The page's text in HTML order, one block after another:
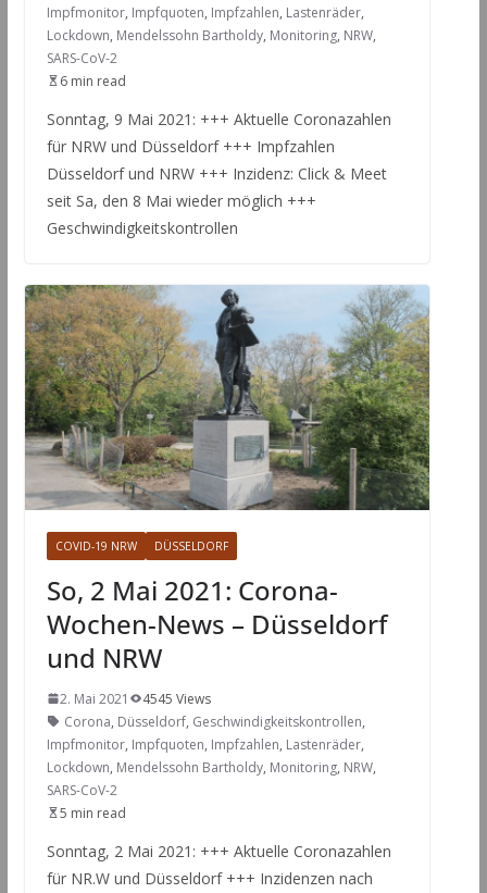
Impfmonitor, Impfquoten, Impfzahlen, Lastenräder,
Lockdown, Mendelssohn Bartholdy, Monitoring, NRW,
SARS-CoV-2
6 min read
Sonntag, 9 Mai 2021: +++ Aktuelle Coronazahlen
für NRW und Düsseldorf +++ Impfzahlen
Düsseldorf und NRW +++ Inzidenz: Click & Meet
seit Sa, den 8 Mai wieder möglich +++
Geschwindigkeitskontrollen
COVID-19 NRW DÜSSELDORF
So, 2 Mai 2021: Corona-
Wochen-News – Düsseldorf
und NRW
2. Mai 2021
4545 Views
Corona, Düsseldorf, Geschwindigkeitskontrollen,
Impfmonitor, Impfquoten, Impfzahlen, Lastenräder,
Lockdown, Mendelssohn Bartholdy, Monitoring, NRW,
SARS-CoV-2
5 min read
Sonntag, 2 Mai 2021: +++ Aktuelle Coronazahlen
für NR.W und Düsseldorf +++ Inzidenzen nach